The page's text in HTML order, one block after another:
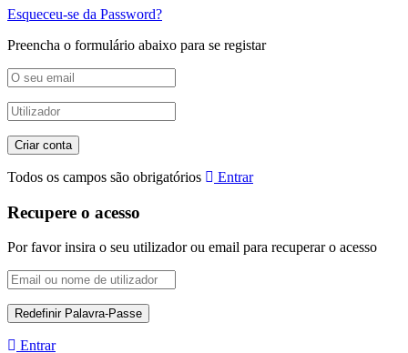
Esqueceu-se da Password?
Preencha o formulário abaixo para se registar
Todos os campos são obrigatórios Entrar
Recupere o acesso
Por favor insira o seu utilizador ou email para recuperar o acesso
Entrar